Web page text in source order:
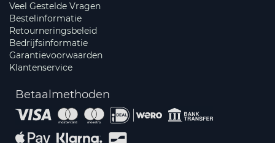
Veel Gestelde Vragen
Bestelinformatie
Retourneringsbeleid
Bedrijfsinformatie
Garantievoorwaarden
Klantenservice
Betaalmethoden